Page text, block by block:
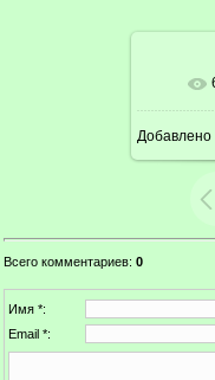
Добавлено
Всего комментариев: 0
Имя *:
Email *: